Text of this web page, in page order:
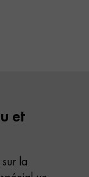
et
la